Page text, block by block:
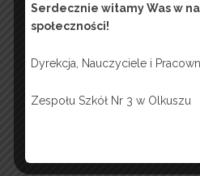
zskocjan
Serdecznie witamy Was w
społeczności!
Dyrekcja, Nauczyciele i
Zespołu Szkół Nr 3 w Olkuszu